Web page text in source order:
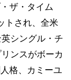
ザ・タイム
トされ、全米
シングル・チ
ンスがボーカ
格、カミーユ